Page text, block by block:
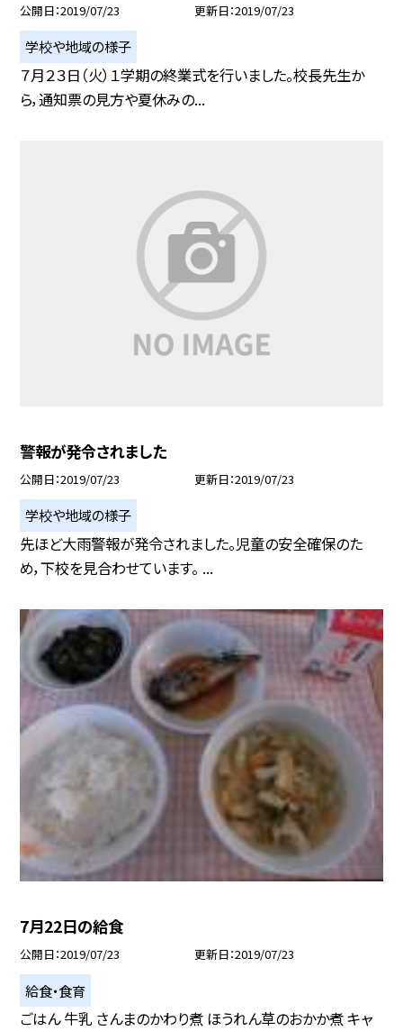
公開日 2019/07/23 更新日 2019/07/23
学校や地域の様子
７月２３日（火）１学期の終業式を行いました。校長先生か
ら，通知票の見方や夏休みの...
警報が発令されました
公開日 2019/07/23 更新日 2019/07/23
学校や地域の様子
先ほど大雨警報が発令されました。児童の安全確保のた
め，下校を見合わせています。 ...
7月22日の給食
公開日 2019/07/23 更新日 2019/07/23
給食・食育
ごはん 牛乳 さんまのかわり煮 ほうれん草のおかか煮 キャ